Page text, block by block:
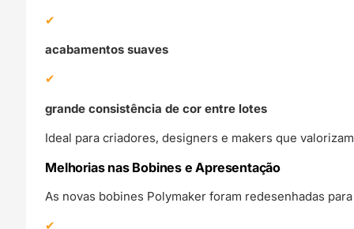
acabamentos suaves
grande consistência de cor entre lotes
Ideal para criadores, designers e makers que
Melhorias nas Bobines e Apresentação
As novas bobines Polymaker foram redesenhadas